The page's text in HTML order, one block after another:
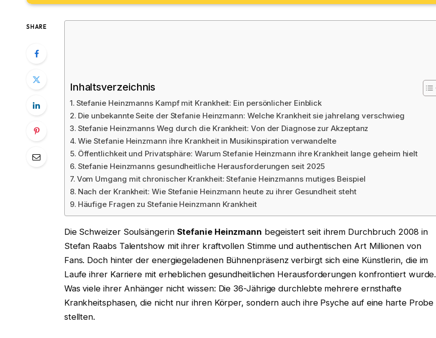
SHARE
Inhaltsverzeichnis
Stefanie Heinzmanns Kampf mit Krankheit: Ein persönlicher Einblick
Die unbekannte Seite der Stefanie Heinzmann: Welche Krankheit sie jahrelang verschwieg
Stefanie Heinzmanns Weg durch die Krankheit: Von der Diagnose zur Akzeptanz
Wie Stefanie Heinzmann ihre Krankheit in Musikinspiration verwandelte
Öffentlichkeit und Privatsphäre: Warum Stefanie Heinzmann ihre Krankheit lange geheim hielt
Stefanie Heinzmanns gesundheitliche Herausforderungen seit 2025
Vom Umgang mit chronischer Krankheit: Stefanie Heinzmanns mutiges Beispiel
Nach der Krankheit: Wie Stefanie Heinzmann heute zu ihrer Gesundheit steht
Häufige Fragen zu Stefanie Heinzmann Krankheit
Die Schweizer Soulsängerin Stefanie Heinzmann begeistert seit ihrem Durchbruch 2008 in
Stefan Raabs Talentshow mit ihrer kraftvollen Stimme und authentischen Art Millionen von
Fans. Doch hinter der energiegeladenen Bühnenpräsenz verbirgt sich eine Künstlerin, die im
Laufe ihrer Karriere mit erheblichen gesundheitlichen Herausforderungen konfrontiert wurde.
Was viele ihrer Anhänger nicht wissen: Die 36-Jährige durchlebte mehrere ernsthafte
Krankheitsphasen, die nicht nur ihren Körper, sondern auch ihre Psyche auf eine harte Probe
stellten.